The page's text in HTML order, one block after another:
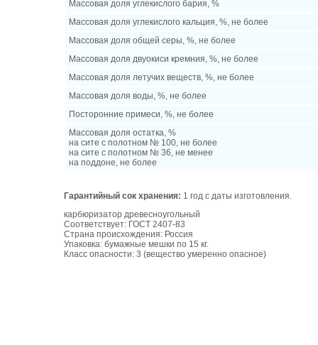
Массовая доля углекислого бария, %
Массовая доля углекислого кальция, %, не более
Массовая доля общей серы, %, не более
Массовая доля двуокиси кремния, %, не более
Массовая доля летучих веществ, %, не более
Массовая доля воды, %, не более
Посторонние примеси, %, не более
Массовая доля остатка, %
на сите с полотном № 100, не более
на сите с полотном № 36, не менее
на поддоне, не более
Гарантийный сок хранения: 1 год с даты изготовления.
карбюризатор древесноугольный
Соответствует: ГОСТ 2407-83
Страна происхождения: Россия
Упаковка: бумажные мешки по 15 кг.
Класс опасности: 3 (вещество умеренно опасное)